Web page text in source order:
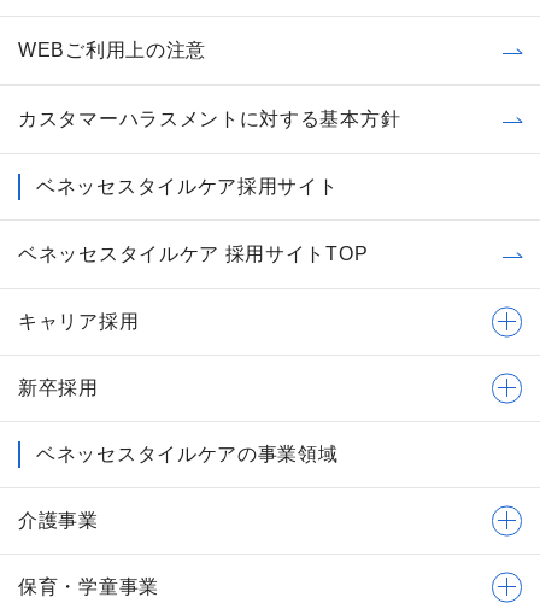
WEBご利用上の注意
カスタマーハラスメントに対する基本方針
ベネッセスタイルケア採用サイト
ベネッセスタイルケア 採用サイトTOP
キャリア採用
新卒採用
ベネッセスタイルケアの事業領域
介護事業
保育・学童事業